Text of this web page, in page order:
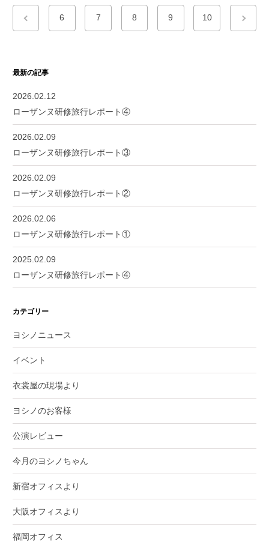
6 7 8 9 10
最新の記事
2026.02.12
ローザンヌ研修旅行レポート④
2026.02.09
ローザンヌ研修旅行レポート③
2026.02.09
ローザンヌ研修旅行レポート②
2026.02.06
ローザンヌ研修旅行レポート①
2025.02.09
ローザンヌ研修旅行レポート④
カテゴリー
ヨシノニュース
イベント
衣裳屋の現場より
ヨシノのお客様
公演レビュー
今月のヨシノちゃん
新宿オフィスより
大阪オフィスより
福岡オフィス